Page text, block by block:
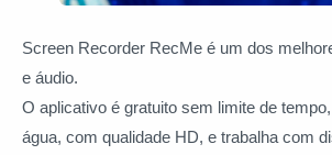
Screen Recorder RecMe é um dos
e áudio.
O aplicativo é gratuito sem limite de
água, com qualidade HD, e trabalha com